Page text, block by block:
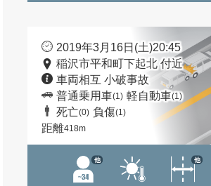
2019年3月16日(土)20:45
稲沢市平和町下起北 付近
車両相互 小破事故
普通乗用車(1) 軽自動車(1)
死亡(0) 負傷(1)
距離418m
他 他